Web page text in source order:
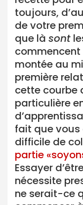
toujours,
de votre
que là sont
commencent
montée au
première
cette courbe
particulière
fait que vous
difficile de
partie
Essayer
nécessite
ne serait-ce